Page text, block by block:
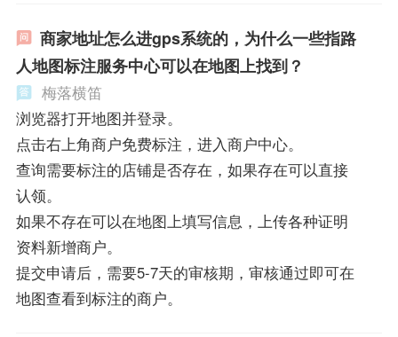
商家地址怎么进gps系统的，为什么一些指路
人地图标注服务中心可以在地图上找到？
梅落横笛
浏览器打开地图并登录。
点击右上角商户免费标注，进入商户中心。
查询需要标注的店铺是否存在，如果存在可以直接
认领。
如果不存在可以在地图上填写信息，上传各种证明
资料新增商户。
提交申请后，需要5-7天的审核期，审核通过即可在
地图查看到标注的商户。